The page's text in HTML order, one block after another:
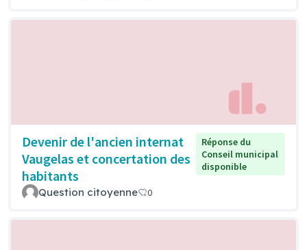
Devenir de l'ancien internat
Vaugelas et concertation des
habitants
Réponse du
Conseil municipal
disponible
Question citoyenne 0